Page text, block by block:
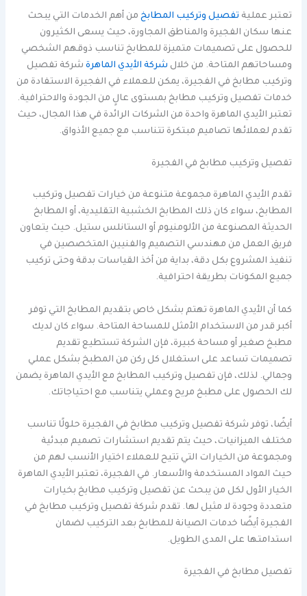
تعتبر عملية تفصيل وتركيب المطابخ من أهم الخدمات التي يبحث
عنها سكان الفجيرة والمناطق المجاورة، حيث يسعى الكثيرون
للحصول على تصميمات متميزة للمطابخ تناسب ذوقهم الشخصي
ومساحاتهم المتاحة. من خلال شركة الأيدي الماهرة شركة تفصيل
وتركيب مطابخ في الفجيرة، يمكن للعملاء في الفجيرة الاستفادة من
خدمات تفصيل وتركيب مطابخ بمستوى عالٍ من الجودة والاحترافية.
تعتبر الأيدي الماهرة واحدة من الشركات الرائدة في هذا المجال، حيث
تقدم لعملائها تصاميم مبتكرة تتناسب مع جميع الأذواق.
تفصيل وتركيب مطابخ في الفجيرة
تقدم الأيدي الماهرة مجموعة متنوعة من خيارات تفصيل وتركيب
المطابخ، سواء كان ذلك المطابخ الخشبية التقليدية، أو المطابخ
الحديثة المصنوعة من الألومنيوم أو الستانلس ستيل. حيث يتعاون
فريق العمل من مهندسي التصميم والفنيين المتخصصين في
تنفيذ المشروع بكل دقة، بداية من أخذ القياسات بدقة وحتى تركيب
جميع المكونات بطريقة احترافية.
كما أن الأيدي الماهرة تهتم بشكل خاص بتقديم المطابخ التي توفر
أكبر قدر من الاستخدام الأمثل للمساحة المتاحة. سواء كان لديك
مطبخ صغير أو مساحة كبيرة، فإن الشركة تستطيع تقديم
تصميمات تساعد على استغلال كل ركن من المطبخ بشكل عملي
وجمالي. لذلك، فإن تفصيل وتركيب المطابخ مع الأيدي الماهرة يضمن
لك الحصول على مطبخ مريح وعملي يتناسب مع احتياجاتك.
أيضًا، توفر شركة تفصيل وتركيب مطابخ في الفجيرة حلولًا تناسب
مختلف الميزانيات، حيث يتم تقديم استشارات تصميم مبدئية
ومجموعة من الخيارات التي تتيح للعملاء اختيار الأنسب لهم من
حيث المواد المستخدمة والأسعار. في الفجيرة، تعتبر الأيدي الماهرة
الخيار الأول لكل من يبحث عن تفصيل وتركيب مطابخ بخيارات
متعددة وجودة لا مثيل لها. تقدم شركة تفصيل وتركيب مطابخ في
الفجيرة أيضًا خدمات الصيانة للمطابخ بعد التركيب لضمان
استدامتها على المدى الطويل.
تفصيل مطابخ في الفجيرة